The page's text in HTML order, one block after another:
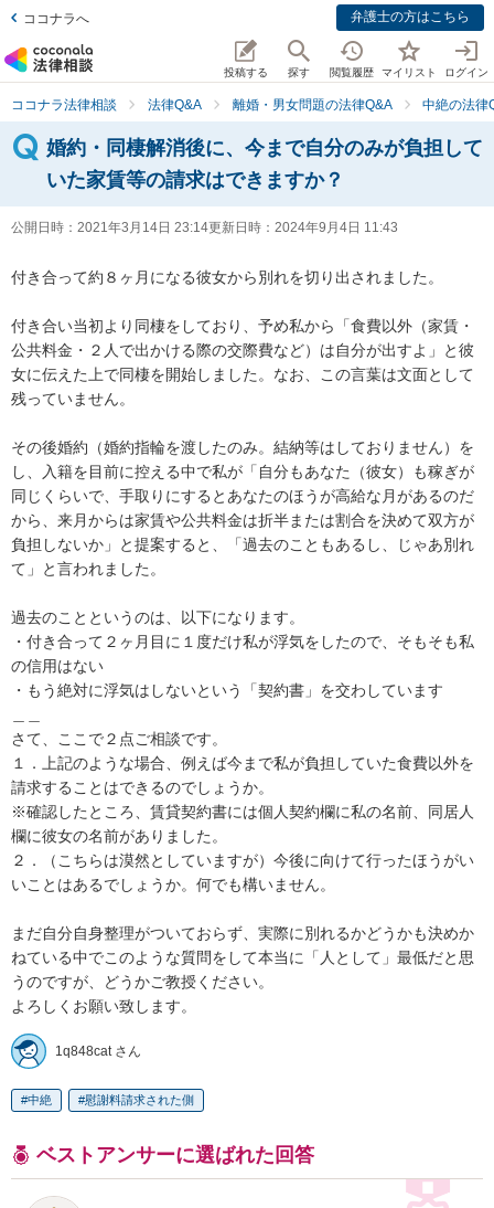
ココナラへ 弁護士の方はこちら
投稿する 探す 閲覧履歴 マイリスト ログイン
ココナラ法律相談 法律Q&A 離婚・男女問題の法律Q&A 中絶の法律
婚約・同棲解消後に、今まで自分のみが負担して
いた家賃等の請求はできますか？
公開日時： 2021年3月14日 23:14更新日時： 2024年9月4日 11:43
付き合って約８ヶ月になる彼女から別れを切り出されました。
付き合い当初より同棲をしており、予め私から「食費以外（家賃・
公共料金・２人で出かける際の交際費など）は自分が出すよ」と彼
女に伝えた上で同棲を開始しました。なお、この言葉は文面として
残っていません。
その後婚約（婚約指輪を渡したのみ。結納等はしておりません）を
し、入籍を目前に控える中で私が「自分もあなた（彼女）も稼ぎが
同じくらいで、手取りにするとあなたのほうが高給な月があるのだ
から、来月からは家賃や公共料金は折半または割合を決めて双方が
負担しないか」と提案すると、「過去のこともあるし、じゃあ別れ
て」と言われました。
過去のことというのは、以下になります。
・付き合って２ヶ月目に１度だけ私が浮気をしたので、そもそも私
の信用はない
・もう絶対に浮気はしないという「契約書」を交わしています
さて、ここで２点ご相談です。
１．上記のような場合、例えば今まで私が負担していた食費以外を
請求することはできるのでしょうか。
※確認したところ、賃貸契約書には個人契約欄に私の名前、同居人
欄に彼女の名前がありました。
２．（こちらは漠然としていますが）今後に向けて行ったほうがい
いことはあるでしょうか。何でも構いません。
まだ自分自身整理がついておらず、実際に別れるかどうかも決めか
ねている中でこのような質問をして本当に「人として」最低だと思
うのですが、どうかご教授ください。
1q848cat さん
中絶 慰謝料請求された側
ベストアンサーに選ばれた回答